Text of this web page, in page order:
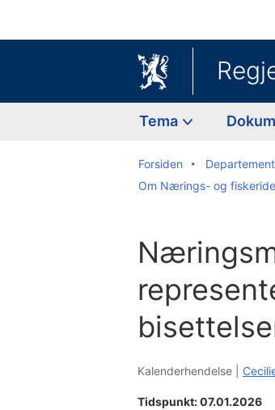
Tema
Forsiden
Om Nærings- og
Kalenderhendelse |
Tidspunkt: 07.01.2026